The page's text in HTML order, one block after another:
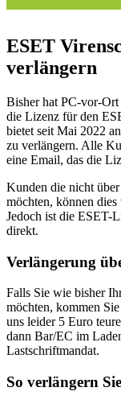
ESET
verlängern
Bisher hat PC-vor-
die Lizenz für den
bietet seit Mai 2022
zu verlängern. Alle
eine Email, das die
Kunden die nicht
möchten, können
Jedoch ist die ESET-
direkt.
Verlängerung
Falls Sie wie bisher
möchten, kommen
uns leider 5 Euro
dann Bar/EC im
Lastschriftmandat.
So verlängern